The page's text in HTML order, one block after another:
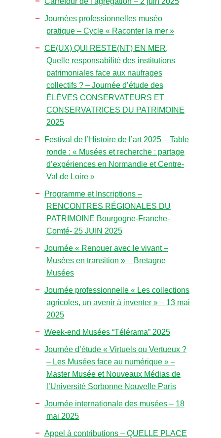
Journées professionnelles muséo
pratique – Cycle « Raconter la mer »
CE(UX) QUI RESTE(NT) EN MER,
Quelle responsabilité des institutions
patrimoniales face aux naufrages
collectifs ? – Journée d’étude des
ÉLÈVES CONSERVATEURS ET
CONSERVATRICES DU PATRIMOINE
2025
Festival de l’Histoire de l’art 2025 – Table
ronde : « Musées et recherche : partage
d’expériences en Normandie et Centre-
Val de Loire »
Programme et Inscriptions –
RENCONTRES RÉGIONALES DU
PATRIMOINE Bourgogne-Franche-
Comté- 25 JUIN 2025
Journée « Renouer avec le vivant –
Musées en transition » – Bretagne
Musées
Journée professionnelle « Les collections
agricoles, un avenir à inventer » – 13 mai
2025
Week-end Musées “Télérama” 2025
Journée d’étude « Virtuels ou Vertueux ?
– Les Musées face au numérique » –
Master Musée et Nouveaux Médias de
l’Université Sorbonne Nouvelle Paris
Journée internationale des musées – 18
mai 2025
Appel à contributions – QUELLE PLACE